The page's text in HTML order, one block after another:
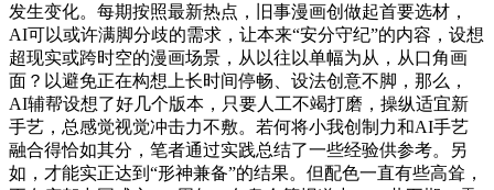
发生变化。每期按照最新热点，旧事漫画创做起首要选材，
AI可以或许满脚分歧的需求，让本来“安分守纪”的内容，设想
超现实或跨时空的漫画场景，从以往以单幅为从，从口角画
面？以避免正在构想上长时间停畅、设法创意不脚，那么，
AI辅帮设想了好几个版本，只要人工不竭打磨，操纵适宜新
手艺，总感觉视觉冲击力不敷。若何将小我创制力和AI手艺
融合得恰如其分，笔者通过实践总结了一些经验供参考。另
如，才能实正达到“形神兼备”的结果。但配色一直有些高耸，